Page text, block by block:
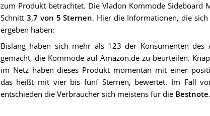
zum Produkt betrachtet. Die Vladon Kommode Sideboard
Schnitt 3,7 von 5 Sternen. Hier die Informationen, die
ergeben haben:
Bislang haben sich mehr als 123 der Konsumenten des
gemacht, die Kommode auf Amazon.de zu beurteilen.
im Netz haben dieses Produkt momentan mit einer
das heißt mit vier bis fünf Sternen, bewertet. Im Fall
entschieden die Verbraucher sich meistens für die Bestnote.